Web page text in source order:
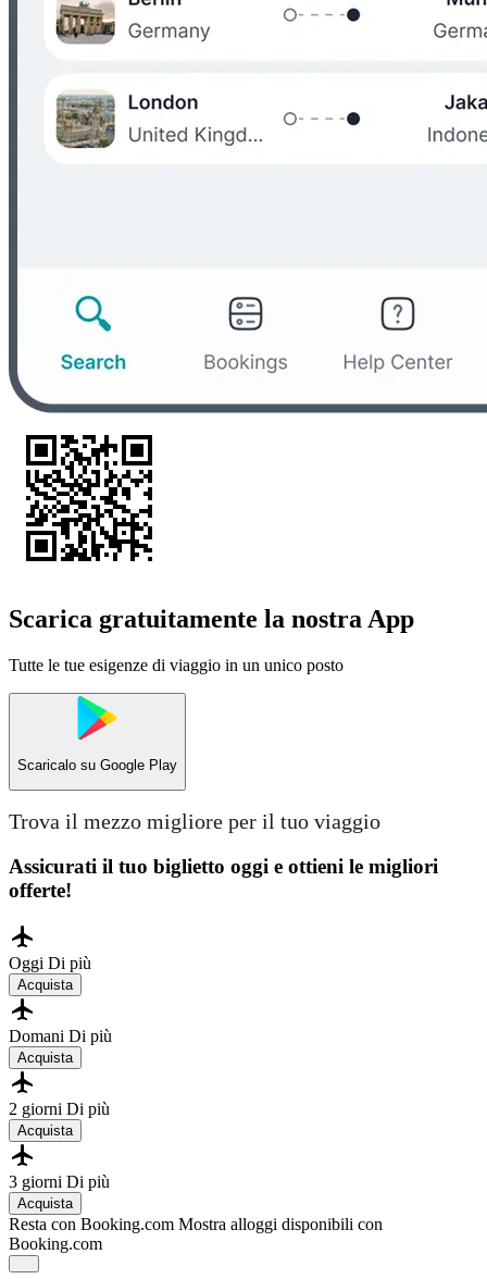
Scarica gratuitamente la nostra App
Tutte le tue esigenze di viaggio in un unico posto
Scaricalo su Google Play
Trova il mezzo migliore per il tuo viaggio
Assicurati il ​​tuo biglietto oggi e ottieni le migliori
offerte!
Oggi Di più
Acquista
Domani Di più
Acquista
2 giorni Di più
Acquista
3 giorni Di più
Acquista
Resta con Booking.com Mostra alloggi disponibili con
Booking.com